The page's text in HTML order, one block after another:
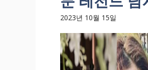
2023년 10월 15일